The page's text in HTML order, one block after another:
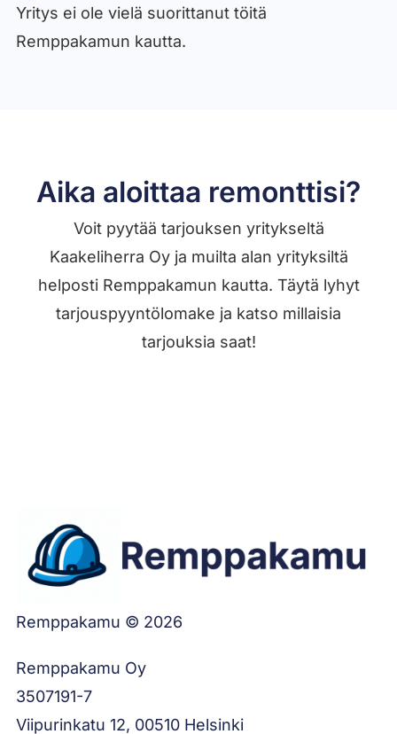
Yritys ei ole vielä suorittanut töitä
Remppakamun kautta.
Aika aloittaa remonttisi?
Voit pyytää tarjouksen yritykseltä
Kaakeliherra Oy ja muilta alan yrityksiltä
helposti Remppakamun kautta. Täytä lyhyt
tarjouspyyntölomake ja katso millaisia
tarjouksia saat!
Remppakamu © 2026
Remppakamu Oy
3507191-7
Viipurinkatu 12, 00510 Helsinki